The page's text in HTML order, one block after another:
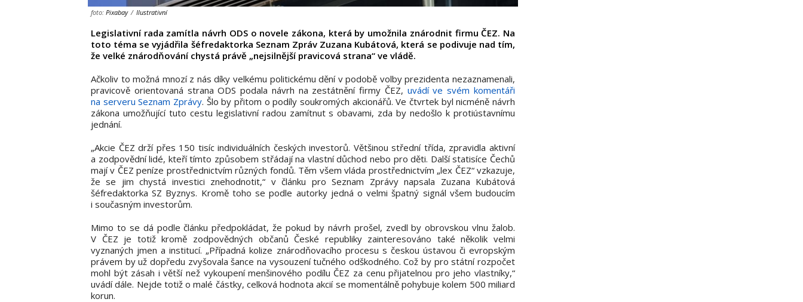
foto: Pixabay / Ilustrativní
Legislativní rada zamítla návrh ODS o novele zákona, která by umožnila znárodnit firmu ČEZ. Na
toto téma se vyjádřila šéfredaktorka Seznam Zpráv Zuzana Kubátová, která se podivuje nad tím,
že velké znárodňování chystá právě „nejsilnější pravicová strana“ ve vládě.
Ačkoliv to možná mnozí z nás díky velkému politickému dění v podobě volby prezidenta nezaznamenali,
pravicově orientovaná strana ODS podala návrh na zestátnění firmy ČEZ, uvádí ve svém komentáři
na serveru Seznam Zprávy. Šlo by přitom o podíly soukromých akcionářů. Ve čtvrtek byl nicméně návrh
zákona umožňující tuto cestu legislativní radou zamítnut s obavami, zda by nedošlo k protiústavnímu
jednání.
„Akcie ČEZ drží přes 150 tisíc individuálních českých investorů. Většinou střední třída, zpravidla aktivní
a zodpovědní lidé, kteří tímto způsobem střádají na vlastní důchod nebo pro děti. Další statisíce Čechů
mají v ČEZ peníze prostřednictvím různých fondů. Těm všem vláda prostřednictvím „lex ČEZ“ vzkazuje,
že se jim chystá investici znehodnotit,“ v článku pro Seznam Zprávy napsala Zuzana Kubátová
šéfredaktorka SZ Byznys. Kromě toho se podle autorky jedná o velmi špatný signál všem budoucím
i současným investorům.
Mimo to se dá podle článku předpokládat, že pokud by návrh prošel, zvedl by obrovskou vlnu žalob.
V ČEZ je totiž kromě zodpovědných občanů České republiky zainteresováno také několik velmi
vyznaných jmen a institucí. „Případná kolize znárodňovacího procesu s českou ústavou či evropským
právem by už dopředu zvyšovala šance na vysouzení tučného odškodného. Což by pro státní rozpočet
mohl být zásah i větší než vykoupení menšinového podílu ČEZ za cenu přijatelnou pro jeho vlastníky,“
uvádí dále. Nejde totiž o malé částky, celková hodnota akcií se momentálně pohybuje kolem 500 miliard
korun.